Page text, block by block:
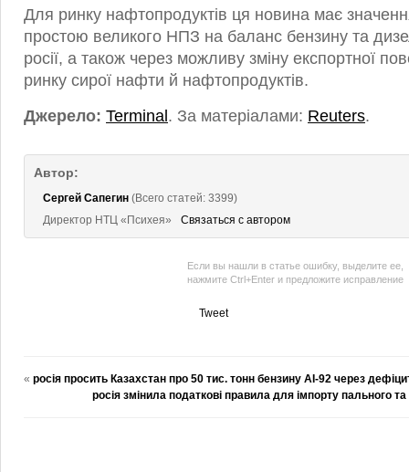
Для ринку нафтопродуктів ця новина має
простою великого НПЗ на баланс бензину та
росії, а також через можливу зміну експортної
ринку сирої нафти й нафтопродуктів.
Джерело: Terminal . За матеріалами: Reuters.
Автор:
Сергей Сапегин (Всего статей: 3399)
Директор НТЦ «Психея»
Связаться с автором
Если вы нашли в статье ошибку, выделите ее,
нажмите Ctrl+Enter и предложите исправление
Tweet
« росія просить Казахстан про 50 тис. тонн бензину АІ-92 через
росія змінила податкові правила для імпорту пального